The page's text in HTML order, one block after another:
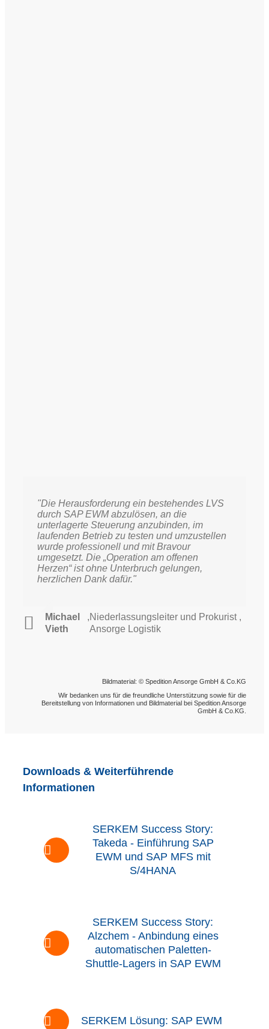
"Die Herausforderung ein bestehendes LVS
durch SAP EWM abzulösen, an die
unterlagerte Steuerung anzubinden, im
laufenden Betrieb zu testen und umzustellen
wurde professionell und mit Bravour
umgesetzt. Die „Operation am offenen
Herzen“ ist ohne Unterbruch gelungen,
herzlichen Dank dafür."
Michael
Vieth
,Niederlassungsleiter und Prokurist ,
Ansorge Logistik
Bildmaterial: © Spedition Ansorge GmbH & Co.KG
Wir bedanken uns für die freundliche Unterstützung sowie für die
Bereitstellung von Informationen und Bildmaterial bei Spedition Ansorge
GmbH & Co.KG.
Downloads & Weiterführende
Informationen
SERKEM Success Story:
Takeda - Einführung SAP
EWM und SAP MFS mit
S/4HANA
SERKEM Success Story:
Alzchem - Anbindung eines
automatischen Paletten-
Shuttle-Lagers in SAP EWM
SERKEM Lösung: SAP EWM